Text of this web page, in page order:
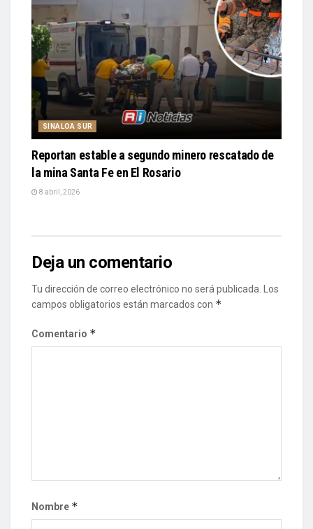
SINALOA SUR
Reportan estable a segundo minero rescatado de
la mina Santa Fe en El Rosario
8 abril, 2026
Deja un comentario
Tu dirección de correo electrónico no será publicada.
Los
campos obligatorios están marcados con *
Comentario *
Nombre *